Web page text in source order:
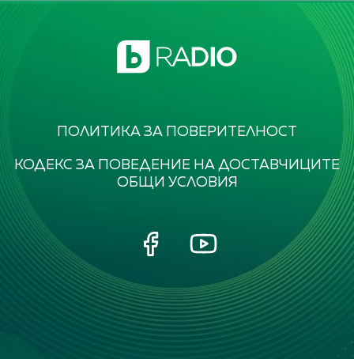
ПОЛИТИКА ЗА ПОВЕРИТЕЛНОСТ
КОДЕКС ЗА ПОВЕДЕНИЕ НА ДОСТАВЧИЦИТЕ
ОБЩИ УСЛОВИЯ